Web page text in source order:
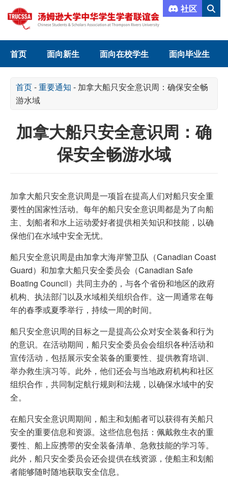
社区
首页 面向新生 面向在校学生 面向毕业生
首页-重要通知 - 加拿大船只安全意识周：确保安全畅
游水域
加拿大船只安全意识周：确
保安全畅游水域
加拿大船只安全意识周是一项旨在提高人们对船只安全重
要性的国家性活动。每年的船只安全意识周都是为了向船
主、划船者和水上运动爱好者提供相关知识和技能，以确
保他们在水域中安全无忧。
船只安全意识周是由加拿大海岸警卫队（Canadian Coast
Guard）和加拿大船只安全委员会（Canadian Safe
Boating Council）共同主办的，与各个省份和地区的政府
机构、执法部门以及水域相关组织合作。这一周通常在每
年的春季或夏季举行，持续一周的时间。
船只安全意识周的目标之一是提高公众对安全装备和行为
的意识。在活动期间，船只安全委员会会组织各种活动和
宣传活动，包括展示安全装备的重要性、提供教育培训、
举办救生演习等。此外，他们还会与当地政府机构和社区
组织合作，共同制定航行规则和法规，以确保水域中的安
全。
在船只安全意识周期间，船主和划船者可以获得有关船只
安全的重要信息和资源。这些信息包括：佩戴救生衣的重
要性、船上应携带的安全装备清单、急救技能的学习等。
此外，船只安全委员会还会提供在线资源，使船主和划船
者能够随时随地获取安全信息。